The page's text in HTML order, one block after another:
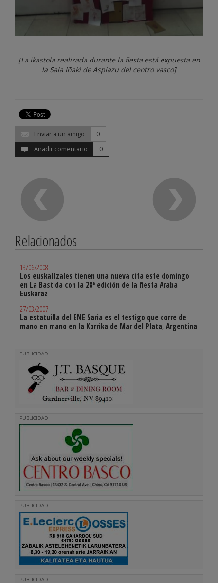
[La ikastola realizada durante la fiesta está expuesta en
la Sala Iñaki de Aspiazu del centro vasco]
Enviar a un amigo
0
Añadir comentario
0
Relacionados
13/06/2008
Los euskaltzales tienen una nueva cita este domingo
en La Bastida con la 28ª edición de la fiesta Araba
Euskaraz
27/03/2007
La estatuilla del ENE Saria es el testigo que corre de
mano en mano en la Korrika de Mar del Plata, Argentina
PUBLICIDAD
PUBLICIDAD
PUBLICIDAD
PUBLICIDAD